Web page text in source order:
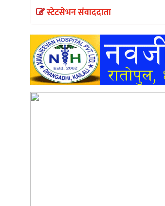
समाचार
अन्तर्वार्ता
खेलकुद
स्टेटसेभन संवाददाता